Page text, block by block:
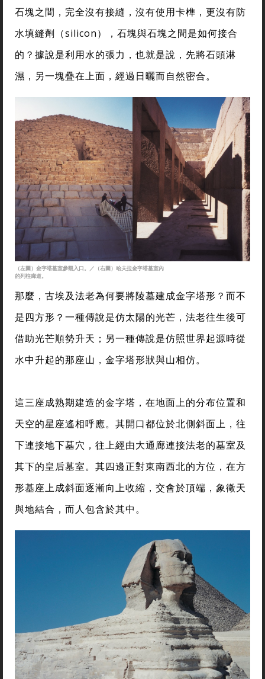
石塊之間，完全沒有接縫，沒有使用卡榫，更沒有防
水填縫劑（silicon），石塊與石塊之間是如何接合
的？據說是利用水的張力，也就是說，先將石頭淋
濕，另一塊疊在上面，經過日曬而自然密合。
（左圖）金字塔墓室參觀入口。／（右圖）哈夫拉金字塔墓室內
的列柱廊道。
那麼，古埃及法老為何要將陵墓建成金字塔形？而不
是四方形？一種傳說是仿太陽的光芒，法老往生後可
借助光芒順勢升天；另一種傳說是仿照世界起源時從
水中升起的那座山，金字塔形狀與山相仿。
這三座成熟期建造的金字塔，在地面上的分布位置和
天空的星座遙相呼應。其開口都位於北側斜面上，往
下連接地下墓穴，往上經由大通廊連接法老的墓室及
其下的皇后墓室。其四邊正對東南西北的方位，在方
形基座上成斜面逐漸向上收縮，交會於頂端，象徵天
與地結合，而人包含於其中。